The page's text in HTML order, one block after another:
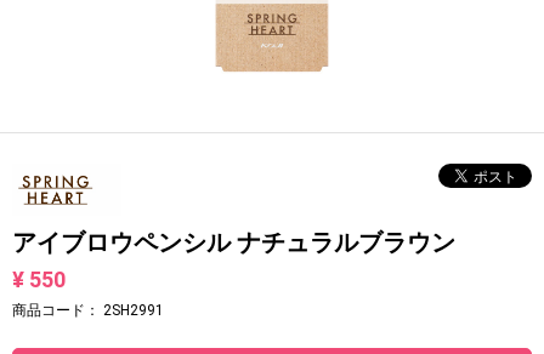
アイブロウペンシル ナチュラルブラウン
¥ 550
商品コード： 2SH2991